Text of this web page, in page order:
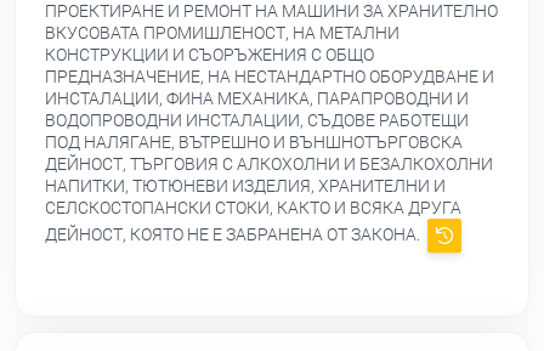
ПРОЕКТИРАНЕ И РЕМОНТ НА МАШИНИ ЗА ХРАНИТЕЛНО
ВКУСОВАТА ПРОМИШЛЕНОСТ, НА МЕТАЛНИ
КОНСТРУКЦИИ И СЪОРЪЖЕНИЯ С ОБЩО
ПРЕДНАЗНАЧЕНИЕ, НА НЕСТАНДАРТНО ОБОРУДВАНЕ И
ИНСТАЛАЦИИ, ФИНА МЕХАНИКА, ПАРАПРОВОДНИ И
ВОДОПРОВОДНИ ИНСТАЛАЦИИ, СЪДОВЕ РАБОТЕЩИ
ПОД НАЛЯГАНЕ, ВЪТРЕШНО И ВЪНШНОТЪРГОВСКА
ДЕЙНОСТ, ТЪРГОВИЯ С АЛКОХОЛНИ И БЕЗАЛКОХОЛНИ
НАПИТКИ, ТЮТЮНЕВИ ИЗДЕЛИЯ, ХРАНИТЕЛНИ И
СЕЛСКОСТОПАНСКИ СТОКИ, КАКТО И ВСЯКА ДРУГА
ДЕЙНОСТ, КОЯТО НЕ Е ЗАБРАНЕНА ОТ ЗАКОНА.